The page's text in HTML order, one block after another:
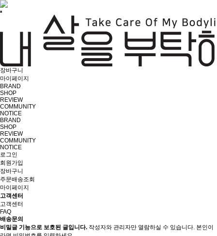
장바구니
마이페이지
BRAND
SHOP
REVIEW
COMMUNITY
NOTICE
BRAND
SHOP
REVIEW
COMMUNITY
NOTICE
로그인
회원가입
장바구니
주문배송조회
마이페이지
고객센터
고객센터
FAQ
배송문의
비밀글 기능으로 보호된 글입니다. 작성자와 관리자만 열람하실 수 있습니다. 본인이